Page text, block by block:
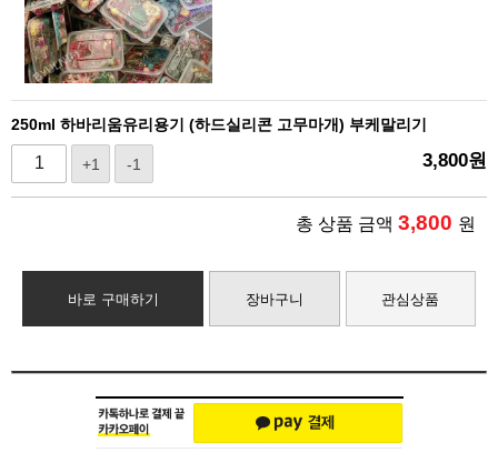
250ml 하바리움유리용기 (하드실리콘 고무마개) 부케말리기
+1 -1 3,800원
총 상품 금액 3,800 원
바로 구매하기 장바구니 관심상품